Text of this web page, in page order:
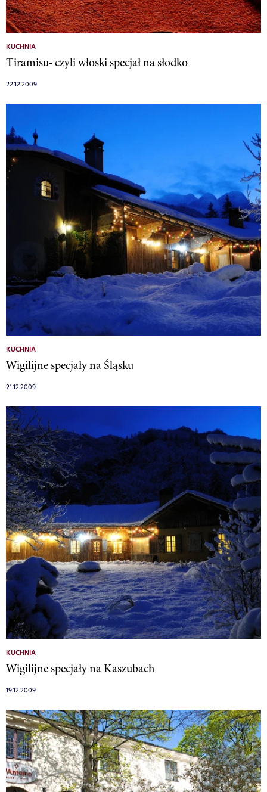
KUCHNIA
Tiramisu- czyli włoski specjał na słodko
22.12.2009
KUCHNIA
Wigilijne specjały na Śląsku
21.12.2009
KUCHNIA
Wigilijne specjały na Kaszubach
19.12.2009